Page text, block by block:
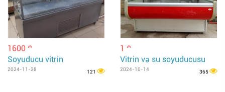
1600 m
Soyuducu vitrin
2024-11-28 121
1 m
Vitrin və su soyuducusu
2024-10-14 365